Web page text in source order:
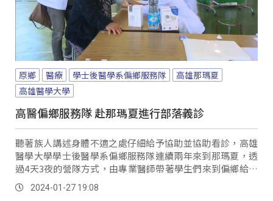
原鄉 醫療 學士後醫學系偏鄉服務隊
高雄那瑪夏
高雄醫學大學
高醫偏鄉服務隊 赴那瑪夏進行部落義診
聽著族人講述身體不適之處仔細給予協助並協助看診，高雄
醫學大學學士後醫學系偏鄉服務隊連續兩年來到那瑪夏，透
過4天3夜的營隊方式，由專業醫師帶著學生們來到偏鄉給予
族人適時醫療協助，也透過實際走往部落，讓學生們感受到
偏鄉醫療的需求。
2024-01-27 19:08